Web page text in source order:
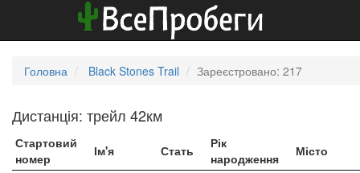
Головна Black Stones Trail Зареєстровано: 217
Дистанція: трейл 42км
Стартовий
номер
Ім'я Стать
Рік
народження
Місто